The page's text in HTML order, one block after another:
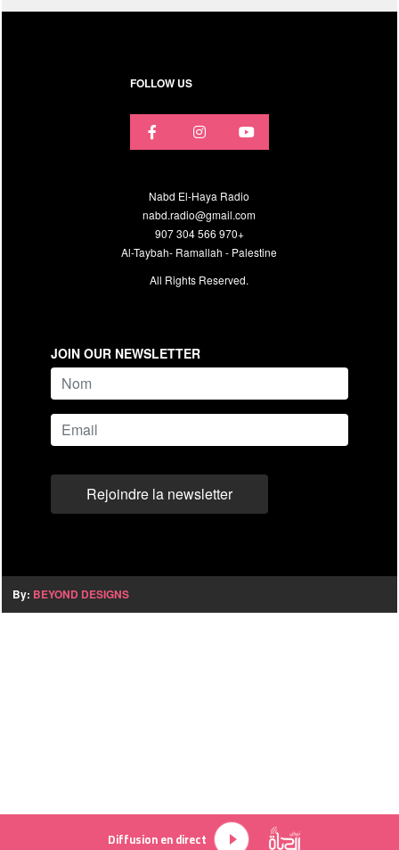
Diffusion en direct
FOLLOW US
Nabd El-Haya Radio
nabd.radio@gmail.com
907 304 566 970+
Al-Taybah- Ramallah - Palestine
All Rights Reserved.
JOIN OUR NEWSLETTER
name
Email
Rejoindre la newsletter
By: BEYOND DESIGNS